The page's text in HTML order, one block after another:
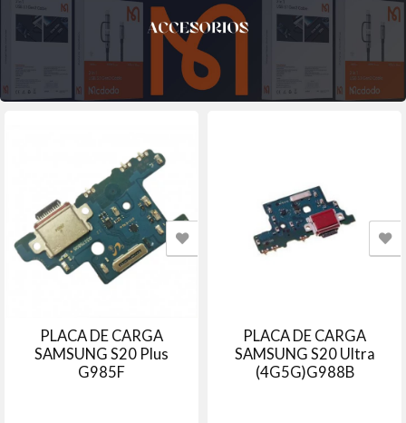
PLACA DE CARGA
SAMSUNG S20 Plus
G985F
PLACA DE CARGA
SAMSUNG S20 Ultra
(4G5G)G988B